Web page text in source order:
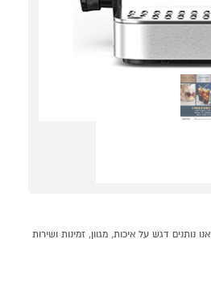
מכונת אספרסו חצי אוטומטית NINJA LUXE CAFE ES603 קונים אונליין בקטגוריית מכונות קפה במחלקת מכונות קפה ומוצריו בP1000 - אתר קניות ישראלי בטוח, משתלם ונוח המציע מוצרים מומלצים במבצע. ב-P1000 אנו נותנים דגש על איכות, מגוון, זמינות ושירות